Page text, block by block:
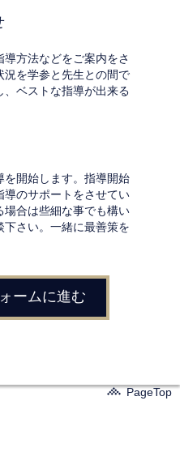
方法などをご案内をさ
を学参と先生との間で
ベストな指導が出来る
開始します。指導開始
のサポートをさせてい
場合は些細な事でも構い
下さい。一緒に最善策を
ームに進む
PageTop